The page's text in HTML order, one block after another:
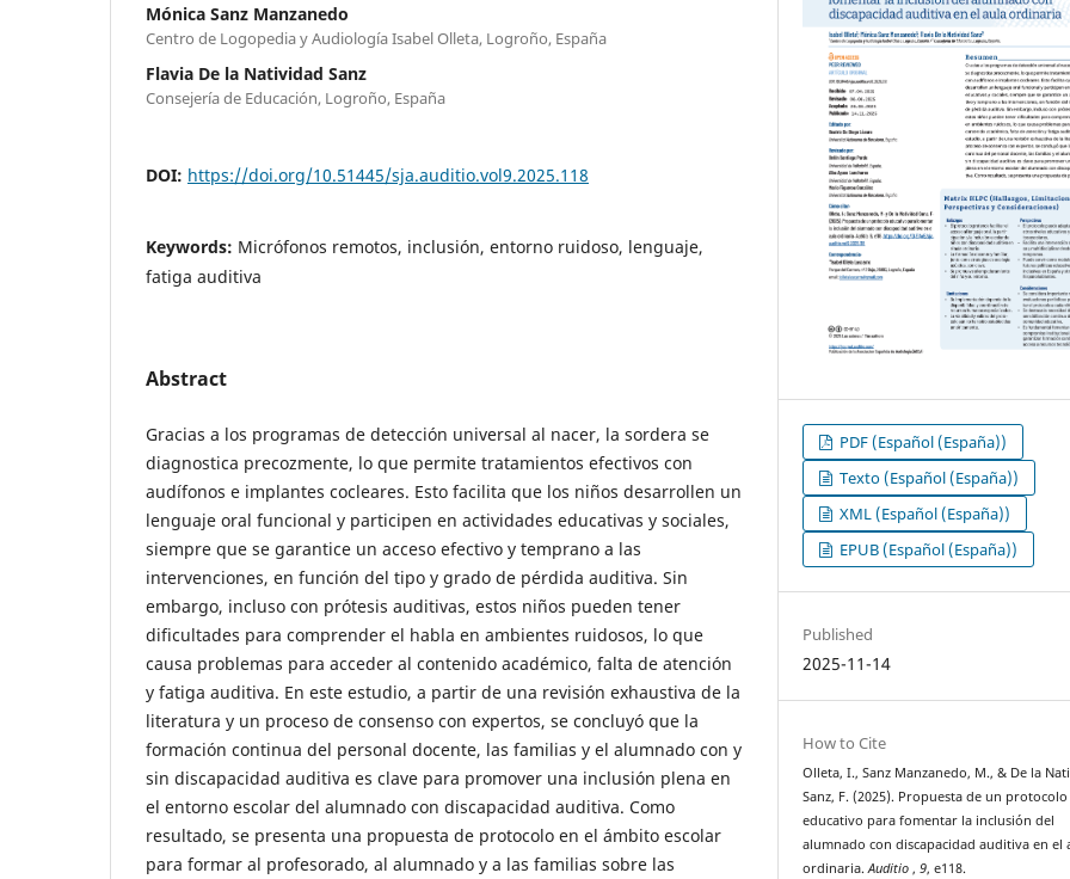
Mónica Sanz Manzanedo
Centro de Logopedia y Audiología Isabel Olleta, Logroño, España
Flavia De la Natividad Sanz
Consejería de Educación, Logroño, España
DOI: https://doi.org/10.51445/sja.auditio.vol9.2025.118
Keywords: Micrófonos remotos, inclusión, entorno ruidoso, lenguaje,
fatiga auditiva
Abstract
Gracias a los programas de detección universal al nacer, la sordera se
diagnostica precozmente, lo que permite tratamientos efectivos con
audífonos e implantes cocleares. Esto facilita que los niños desarrollen un
lenguaje oral funcional y participen en actividades educativas y sociales,
siempre que se garantice un acceso efectivo y temprano a las
intervenciones, en función del tipo y grado de pérdida auditiva. Sin
embargo, incluso con prótesis auditivas, estos niños pueden tener
dificultades para comprender el habla en ambientes ruidosos, lo que
causa problemas para acceder al contenido académico, falta de atención
y fatiga auditiva. En este estudio, a partir de una revisión exhaustiva de la
literatura y un proceso de consenso con expertos, se concluyó que la
formación continua del personal docente, las familias y el alumnado con y
sin discapacidad auditiva es clave para promover una inclusión plena en
el entorno escolar del alumnado con discapacidad auditiva. Como
resultado, se presenta una propuesta de protocolo en el ámbito escolar
para formar al profesorado, al alumnado y a las familias sobre las
PDF (Español (España))
Texto (Español (España))
XML (Español (España))
EPUB (Español (España))
Published
2025-11-14
How to Cite
Olleta, I., Sanz Manzanedo, M., & De la
Sanz, F. (2025). Propuesta de un protocolo
educativo para fomentar la inclusión del
alumnado con discapacidad auditiva en el
ordinaria.Auditio,9, e118.